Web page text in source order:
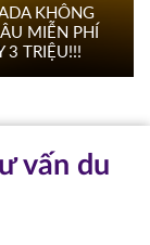
KHÔNG
MIỄN PHÍ
3 TRIỆU!!!
vấn du